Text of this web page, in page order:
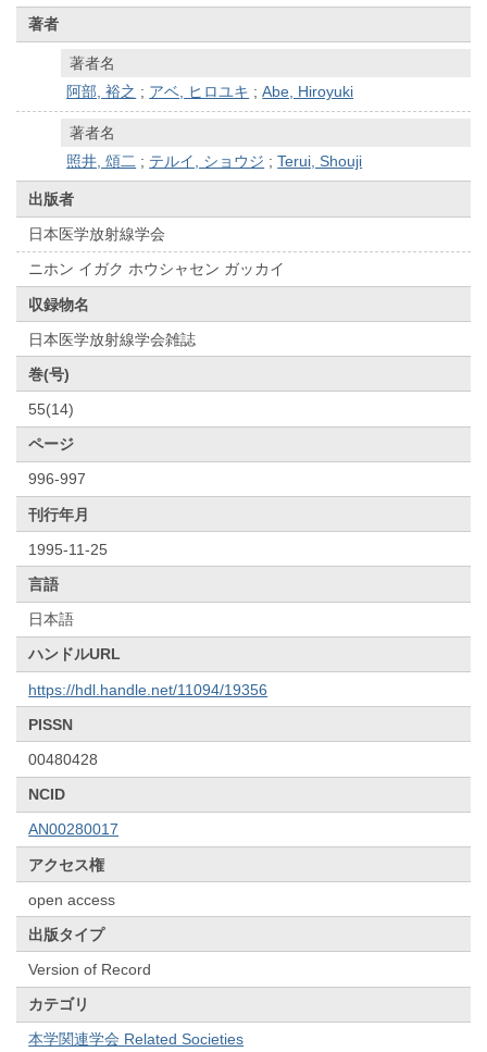
著者
著者名
阿部, 裕之 ; アベ, ヒロユキ ;Abe, Hiroyuki
著者名
照井, 頌二 ; テルイ, ショウジ ;Terui, Shouji
出版者
日本医学放射線学会
ニホン イガク ホウシャセン ガッカイ
収録物名
日本医学放射線学会雑誌
巻(号)
55(14)
ページ
996-997
刊行年月
1995-11-25
言語
日本語
ハンドルURL
https://hdl.handle.net/11094/19356
PISSN
00480428
NCID
AN00280017
アクセス権
open access
出版タイプ
Version of Record
カテゴリ
本学関連学会 Related Societies